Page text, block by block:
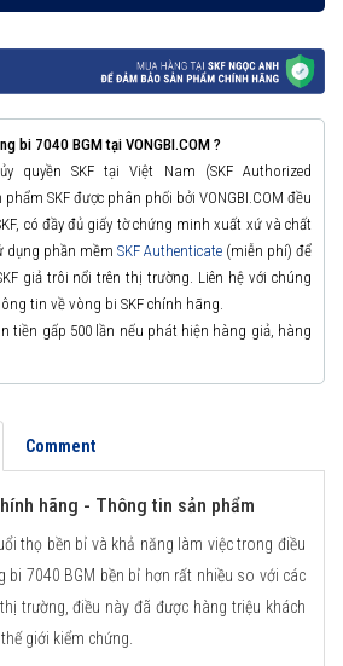
bi 7040 BGM tại VONGBI.COM ?
quyền SKF tại Việt Nam (SKF Authorized
SKF được phân phối bởi VONGBI.COM đều
có đầy đủ giấy tờ chứng minh xuất xứ và chất
dụng phần mềm SKF Authenticate (miễn phí) để
giả trôi nổi trên thị trường. Liên hệ với chúng
tin về vòng bi SKF chính hãng.
tiền gấp 500 lần nếu phát hiện hàng giả, hàng
Comment
hãng - Thông tin sản phẩm
thọ bền bỉ và khả năng làm việc trong điều
bi 7040 BGM bền bỉ hơn rất nhiều so với các
trường, điều này đã được hàng triệu khách
giới kiểm chứng.